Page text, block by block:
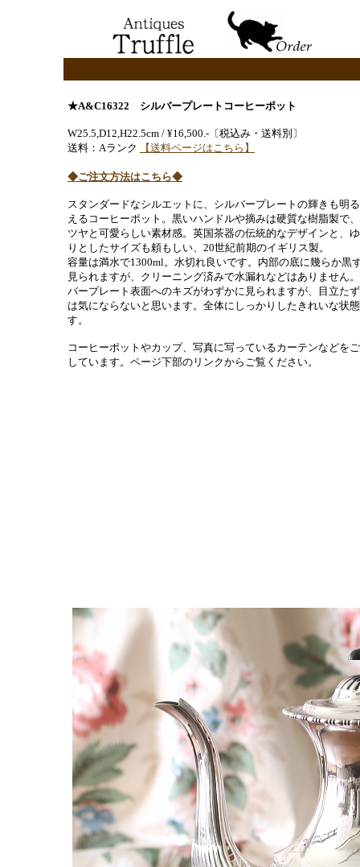
★A&C16322 シルバープレートコーヒーポット
W25.5,D12,H22.5cm / ¥16,500.-〔税込み・送料別〕
送料：Aランク
【送料ページはこちら】
◆ご注文方法はこちら◆
スタンダードなシルエットに、シルバープレートの輝きも明
えるコーヒーポット。黒いハンドルや摘みは硬質な樹脂製で
ツヤと可愛らしい素材感。英国茶器の伝統的なデザインと、
りとしたサイズも頼もしい、20世紀前期のイギリス製。
容量は満水で1300ml。水切れ良いです。内部の底に幾らか黒
見られますが、クリーニング済みで水漏れなどはありません
バープレート表面へのキズがわずかに見られますが、目立た
は気にならないと思います。全体にしっかりしたきれいな状
す。
コーヒーポットやカップ、写真に写っているカーテンなどを
しています。ページ下部のリンクからご覧ください。